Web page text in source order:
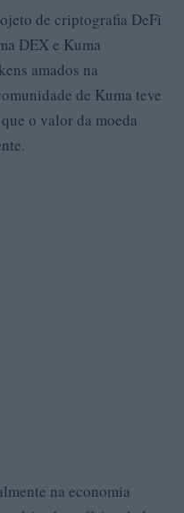
de criptografia DeFi
DEX e Kuma
amados na
de Kuma teve
o valor da moeda
na economia